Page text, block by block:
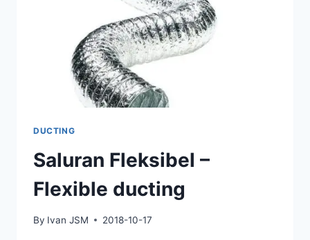
DUCTING
Saluran Fleksibel –
Flexible ducting
By Ivan JSM 2018-10-17